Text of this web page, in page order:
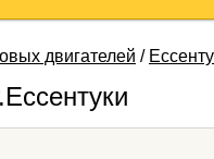
двигателей /